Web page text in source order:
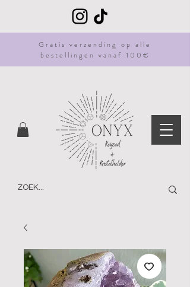
Gratis verzending op alle
bestellingen vanaf 100€